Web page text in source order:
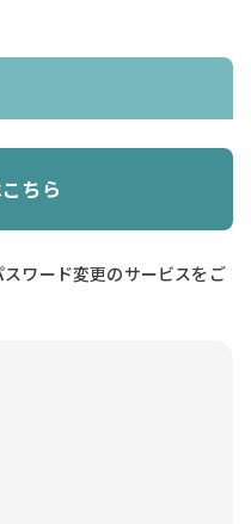
ちら
ワード変更のサービスをご